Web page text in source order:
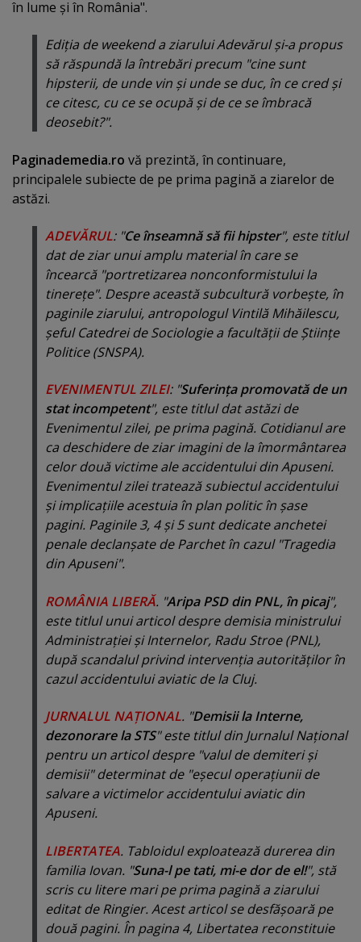
în lume şi în România".
Ediţia de weekend a ziarului Adevărul şi-a propus
să răspundă la întrebări precum "cine sunt
hipsterii, de unde vin şi unde se duc, în ce cred şi
ce citesc, cu ce se ocupă şi de ce se îmbracă
deosebit?".
Paginademedia.ro vă prezintă, în continuare,
principalele subiecte de pe prima pagină a ziarelor de
astăzi.
ADEVĂRUL: "Ce înseamnă să fii hipster", este titlul
dat de ziar unui amplu material în care se
încearcă "portretizarea nonconformistului la
tinereţe". Despre această subcultură vorbeşte, în
paginile ziarului, antropologul Vintilă Mihăilescu,
şeful Catedrei de Sociologie a facultăţii de Ştiinţe
Politice (SNSPA).
EVENIMENTUL ZILEI: "Suferinţa promovată de un
stat incompetent", este titlul dat astăzi de
Evenimentul zilei, pe prima pagină. Cotidianul are
ca deschidere de ziar imagini de la îmormântarea
celor două victime ale accidentului din Apuseni.
Evenimentul zilei tratează subiectul accidentului
şi implicaţiile acestuia în plan politic în şase
pagini. Paginile 3, 4 şi 5 sunt dedicate anchetei
penale declanşate de Parchet în cazul "Tragedia
din Apuseni".
ROMÂNIA LIBERĂ. "Aripa PSD din PNL, în picaj",
este titlul unui articol despre demisia ministrului
Administraţiei şi Internelor, Radu Stroe (PNL),
după scandalul privind intervenţia autorităţilor în
cazul accidentului aviatic de la Cluj.
JURNALUL NAŢIONAL. "Demisii la Interne,
dezonorare la STS" este titlul din Jurnalul Naţional
pentru un articol despre "valul de demiteri şi
demisii" determinat de "eşecul operaţiunii de
salvare a victimelor accidentului aviatic din
Apuseni.
LIBERTATEA. Tabloidul exploatează durerea din
familia Iovan. "Suna-l pe tati, mi-e dor de el!", stă
scris cu litere mari pe prima pagină a ziarului
editat de Ringier. Acest articol se desfăşoară pe
două pagini. În pagina 4, Libertatea reconstituie